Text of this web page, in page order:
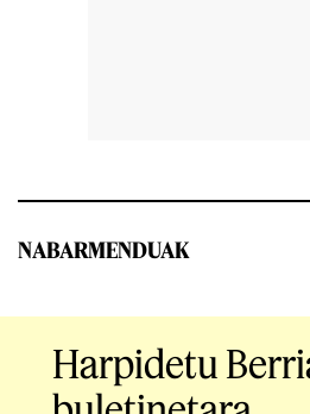
NABARMENDUAK
Harpidetu